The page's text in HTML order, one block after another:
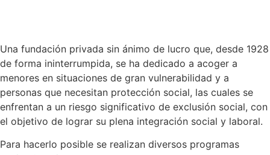
Una fundación privada sin ánimo de lucro que, desde 1928
de forma ininterrumpida, se ha dedicado a acoger a
menores en situaciones de gran vulnerabilidad y a
personas que necesitan protección social, las cuales se
enfrentan a un riesgo significativo de exclusión social, con
el objetivo de lograr su plena integración social y laboral.
Para hacerlo posible se realizan diversos programas